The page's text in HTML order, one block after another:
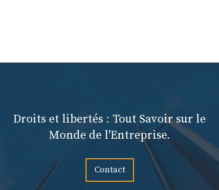
Droits et libertés : Tout Savoir sur le
Monde de l'Entreprise.
Contact